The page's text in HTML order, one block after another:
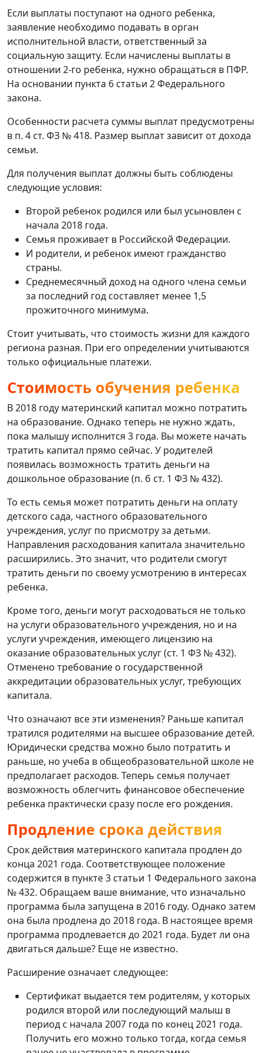
Если выплаты поступают на одного ребенка,
заявление необходимо подавать в орган
исполнительной власти, ответственный за
социальную защиту. Если начислены выплаты в
отношении 2-го ребенка, нужно обращаться в ПФР.
На основании пункта 6 статьи 2 Федерального
закона.
Особенности расчета суммы выплат предусмотрены
в п. 4 ст. ФЗ № 418. Размер выплат зависит от дохода
семьи.
Для получения выплат должны быть соблюдены
следующие условия:
Второй ребенок родился или был усыновлен с
начала 2018 года.
Семья проживает в Российской Федерации.
И родители, и ребенок имеют гражданство
страны.
Среднемесячный доход на одного члена семьи
за последний год составляет менее 1,5
прожиточного минимума.
Стоит учитывать, что стоимость жизни для каждого
региона разная. При его определении учитываются
только официальные платежи.
Стоимость обучения ребенка
В 2018 году материнский капитал можно потратить
на образование. Однако теперь не нужно ждать,
пока малышу исполнится 3 года. Вы можете начать
тратить капитал прямо сейчас. У родителей
появилась возможность тратить деньги на
дошкольное образование (п. б ст. 1 ФЗ № 432).
То есть семья может потратить деньги на оплату
детского сада, частного образовательного
учреждения, услуг по присмотру за детьми.
Направления расходования капитала значительно
расширились. Это значит, что родители смогут
тратить деньги по своему усмотрению в интересах
ребенка.
Кроме того, деньги могут расходоваться не только
на услуги образовательного учреждения, но и на
услуги учреждения, имеющего лицензию на
оказание образовательных услуг (ст. 1 ФЗ № 432).
Отменено требование о государственной
аккредитации образовательных услуг, требующих
капитала.
Что означают все эти изменения? Раньше капитал
тратился родителями на высшее образование детей.
Юридически средства можно было потратить и
раньше, но учеба в общеобразовательной школе не
предполагает расходов. Теперь семья получает
возможность облегчить финансовое обеспечение
ребенка практически сразу после его рождения.
Продление срока действия
Срок действия материнского капитала продлен до
конца 2021 года. Соответствующее положение
содержится в пункте 3 статьи 1 Федерального закона
№ 432. Обращаем ваше внимание, что изначально
программа была запущена в 2016 году. Однако затем
она была продлена до 2018 года. В настоящее время
программа продлевается до 2021 года. Будет ли она
двигаться дальше? Еще не известно.
Расширение означает следующее:
Сертификат выдается тем родителям, у которых
родился второй или последующий малыш в
период с начала 2007 года по конец 2021 года.
Получить его можно только тогда, когда семья